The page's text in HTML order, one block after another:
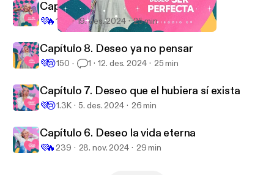
Mihada Madrine
Capítulo 9. Deseo ser perfecta
💜🔥190 19. des. 2024 25 min
Capítulo 8. Deseo ya no pensar
💜😢150 1 12. des. 2024 25 min
Capítulo 7. Deseo que el hubiera sí exista
💜😢1.3K 5. des. 2024 26 min
Capítulo 6. Deseo la vida eterna
💜🔥 239 28. nov. 2024 29 min